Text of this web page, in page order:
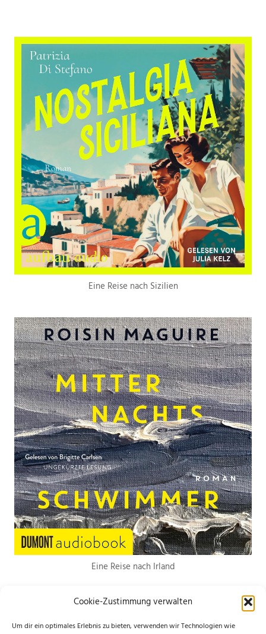
Cookie-Zustimmung verwalten
Um dir ein optimales Erlebnis zu bieten, verwenden wir Technologien wie
Eine Reise nach Sizilien
Eine Reise nach Irland